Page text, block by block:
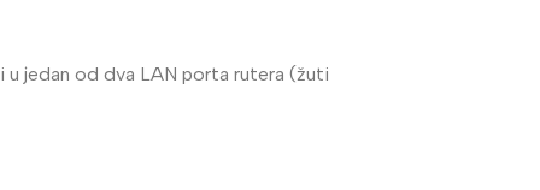
u jedan od dva LAN porta rutera (žuti